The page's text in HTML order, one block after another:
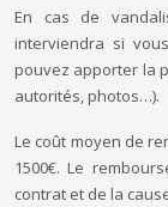
En cas de
interviendra si
pouvez apporter la
autorités, photos…).
Le coût moyen de
1500€. Le
contrat et de la